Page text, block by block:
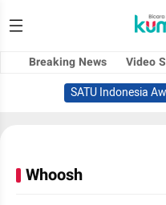
Breaking News Video
SATU Indonesia
Whoosh